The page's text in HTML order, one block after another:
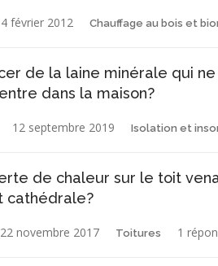
4 février 2012 Chauffage au bois et
de la laine minérale qui
dans la maison?
12 septembre 2019 Isolation et
de chaleur sur le toit
cathédrale?
22 novembre 2017 Toitures 1